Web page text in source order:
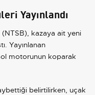
Yayınlandı
(NTSB), kazaya ait yeni
Yayınlanan
motorunun koparak
belirtilirken, uçak